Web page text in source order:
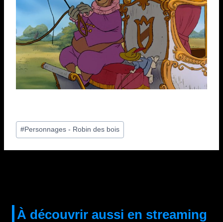
Étiquettes
de
la
#Personnages - Robin des bois
À découvrir aussi en streaming